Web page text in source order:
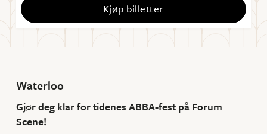
Kjøp billetter
Waterloo
Gjør deg klar for tidenes ABBA-fest på Forum
Scene!